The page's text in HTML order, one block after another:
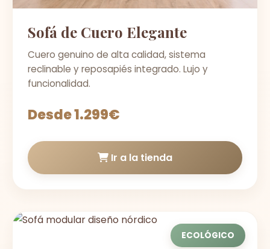
Sofá de Cuero Elegante
Cuero genuino de alta calidad, sistema
reclinable y reposapiés integrado. Lujo y
funcionalidad.
Desde 1.299€
Ir a la tienda
ECOLÓGICO